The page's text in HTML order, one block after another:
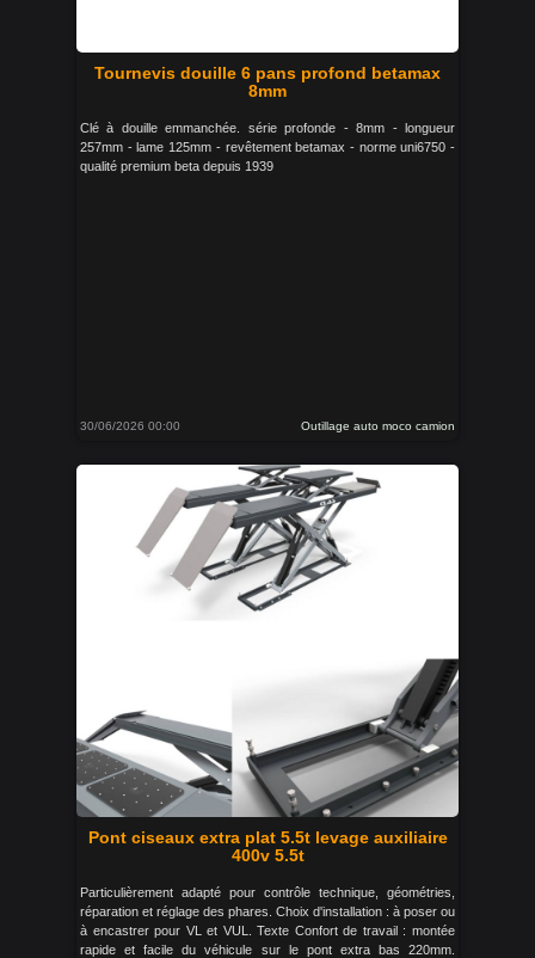
Tournevis douille 6 pans profond betamax
8mm
Clé à douille emmanchée. série profonde - 8mm - longueur
257mm - lame 125mm - revêtement betamax - norme uni6750 -
qualité premium beta depuis 1939
30/06/2026 00:00 Outillage auto moco camion
Pont ciseaux extra plat 5.5t levage auxiliaire
400v 5.5t
Particulièrement adapté pour contrôle technique, géométries,
réparation et réglage des phares. Choix d'installation : à poser ou
à encastrer pour VL et VUL. Texte Confort de travail : montée
rapide et facile du véhicule sur le pont extra bas 220mm.